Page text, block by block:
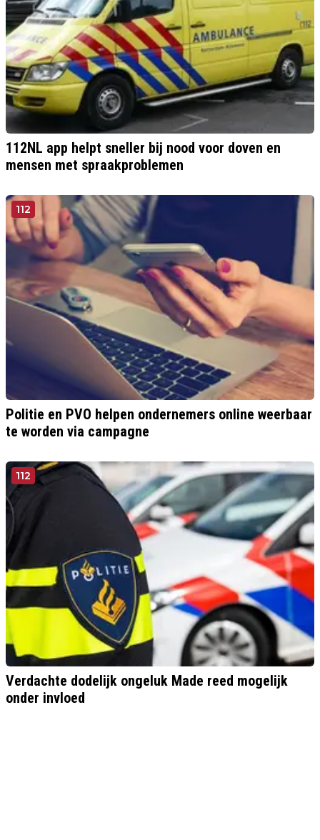
112NL app helpt sneller bij nood voor doven en
mensen met spraakproblemen
112
Politie en PVO helpen ondernemers online weerbaar
te worden via campagne
112
Verdachte dodelijk ongeluk Made reed mogelijk
onder invloed